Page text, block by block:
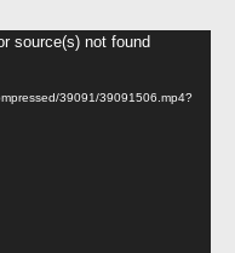
source(s) not found
39091/39091506.mp4?